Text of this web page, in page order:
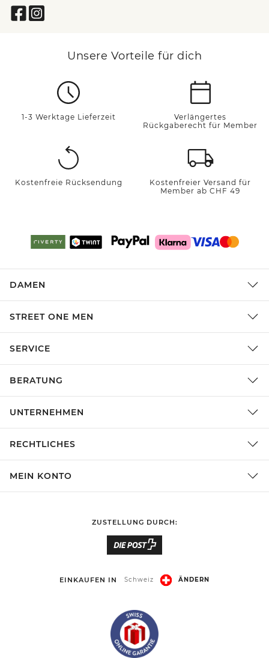
Unsere Vorteile für dich
1-3 Werktage Lieferzeit
Verlängertes
Rückgaberecht für Member
Kostenfreie Rücksendung
Kostenfreier Versand für
Member ab CHF 49
DAMEN
STREET ONE MEN
SERVICE
BERATUNG
UNTERNEHMEN
RECHTLICHES
MEIN KONTO
ZUSTELLUNG DURCH:
EINKAUFEN IN Schweiz ÄNDERN